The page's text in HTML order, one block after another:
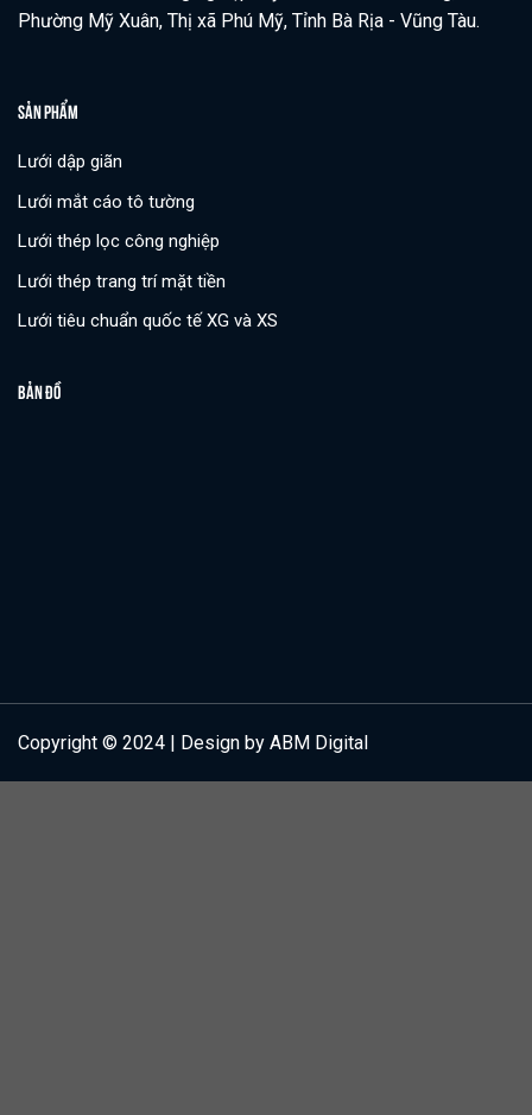
Phường Mỹ Xuân, Thị xã Phú Mỹ, Tỉnh Bà Rịa - Vũng Tàu.
SẢN PHẨM
Lưới dập giãn
Lưới mắt cáo tô tường
Lưới thép lọc công nghiệp
Lưới thép trang trí mặt tiền
Lưới tiêu chuẩn quốc tế XG và XS
BẢN ĐỒ
Copyright © 2024 | Design by ABM Digital